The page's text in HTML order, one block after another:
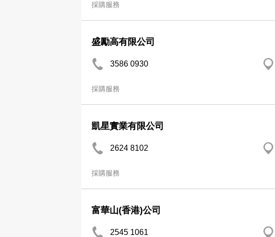
採購服務
盛勵高有限公司
3586 0930
採購服務
凱星實業有限公司
2624 8102
採購服務
富華山(香港)公司
2545 1061